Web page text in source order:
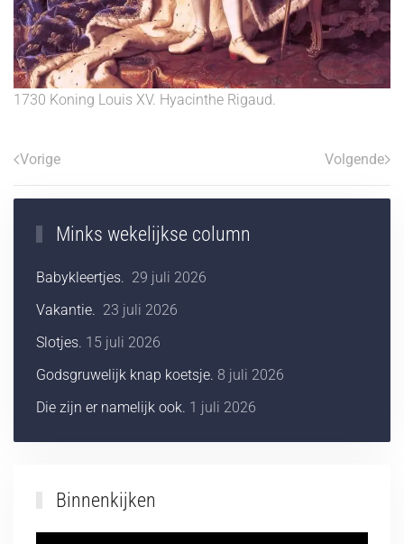
1730 Koning Louis XV. Hyacinthe Rigaud.
Vorige Volgende
Minks wekelijkse column
Babykleertjes. 29 juli 2026
Vakantie. 23 juli 2026
Slotjes. 15 juli 2026
Godsgruwelijk knap koetsje. 8 juli 2026
Die zijn er namelijk ook. 1 juli 2026
Binnenkijken